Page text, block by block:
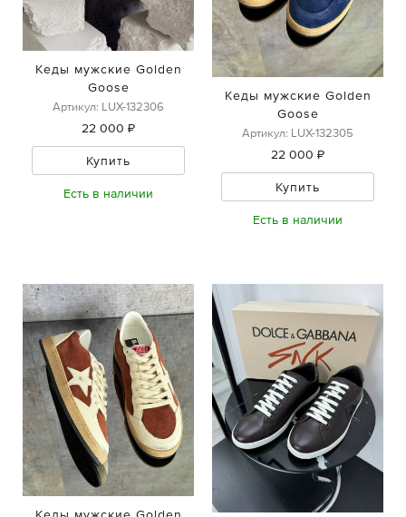
Кеды мужские Golden
Goose
Артикул: LUX-132306
22 000 ₽
Купить
Есть в наличии
Кеды мужские Golden
Goose
Артикул: LUX-132305
22 000 ₽
Купить
Есть в наличии
Кеды мужские Golden